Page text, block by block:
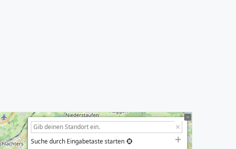
Suche durch Eingabetaste starten